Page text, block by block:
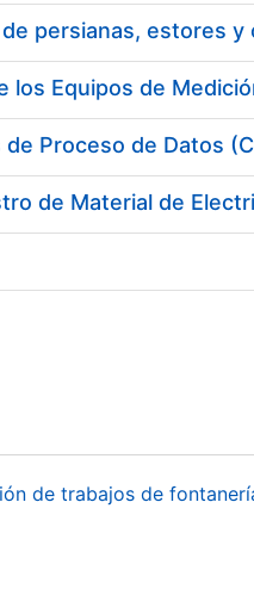
persianas, estores
de trabajos de